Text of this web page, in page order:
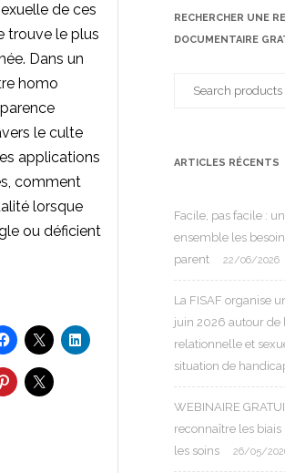
de ces
trouve le plus
Dans un
homo
le culte
applications
comment
lorsque
ou déficient
RECHERCHER UNE
DOCUMENTAIRE
ARTICLES RÉCENTS
Facile, pas facile :
ensemble les
parent
22/06/2026
La FISAF organise
juin 2026 autour de
relationnelle et
situation de
WEBINAIRE
reconnaître les
les soins
26/05/